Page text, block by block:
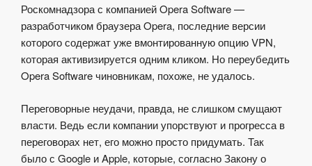
Роскомнадзора с компаниейOpera Software—
разработчиком браузера Opera, последние версии
которого содержат уже вмонтированную опцию VPN,
которая активизируется одним кликом. Но переубедить
Opera Software чиновникам, похоже, не удалось.
Переговорные неудачи, правда, не слишком смущают
власти. Ведь если компании упорствуют и прогресса в
переговорах нет, его можно просто придумать. Так
было с Google и Apple, которые, согласно Закону о